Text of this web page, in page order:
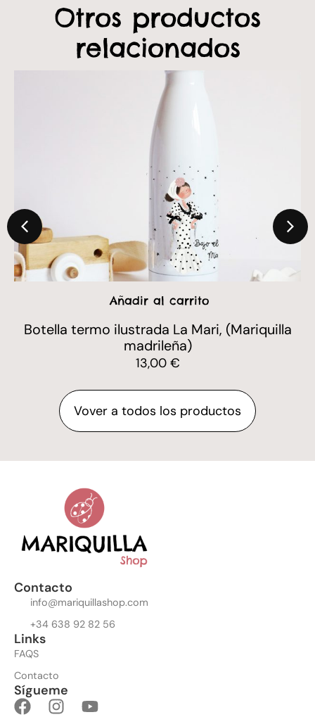
Otros productos
relacionados
Añadir al carrito
Botella termo ilustrada La Mari, (Mariquilla
madrileña)
13,00 €
Vover a todos los productos
Contacto
info@mariquillashop.com
+34 638 92 82 56
Links
FAQS
Contacto
Sígueme